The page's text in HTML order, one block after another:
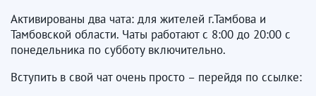
Активированы два чата: для жителей г.Тамбова и
Тамбовской области. Чаты работают с 8:00 до 20:00 с
понедельника по субботу включительно.⁣
Вступить в свой чат очень просто – перейдя по ссылке: